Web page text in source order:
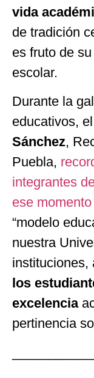
vida
de tradición
es fruto de
escolar.
Durante la
educativos, el
Sánchez,
Puebla,
integrantes
ese
“modelo
nuestra
instituciones,
los
excelencia
pertinencia